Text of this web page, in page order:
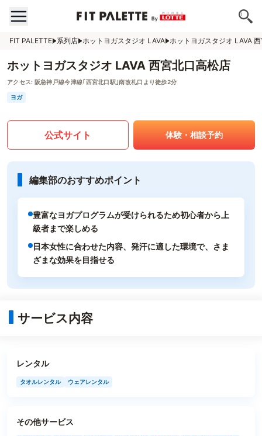
FIT PALETTE 系列店 ホットヨガスタジオ LAVA ホットヨガスタジオ LAVA
ホットヨガスタジオ LAVA 西宮北口高松店
アクセス: 阪急神戸線今津線｢西宮北口駅｣南改札口より徒歩2分
ヨガ
公式サイト 体験・相談予約
編集部のおすすめポイント
豊富なヨガプログラムが受けられるため初心者から上
級者まで楽しめる
日本女性に合わせた内容、発汗に適した環境で、さま
ざまな効果を目指せる
サービス内容
レンタル
タオルレンタル ウェアレンタル
その他サービス